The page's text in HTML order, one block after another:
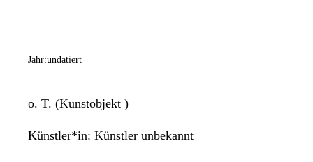
Jahr:undatiert
o. T. (Kunstobjekt )
Künstler*in: Künstler unbekannt